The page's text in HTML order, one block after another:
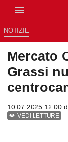
NOTIZIE
Mercato
Grassi
10.07.2025 12:00
VEDI LETTURE